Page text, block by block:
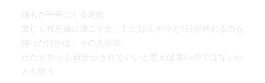
誰もが平等にくる老後
楽しく有意義に過ごすか、ただぼんやりと1日が終わるのを
待つだけかは、その人次第。
ただどちらも自分がそれでいいと思えば良いのではないか
とも思う